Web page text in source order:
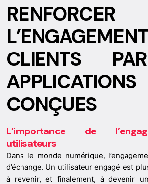
RENFORCER
CLIENTS
CONÇUES
L’importance de
utilisateurs
Dans le monde numérique,
d’échange. Un utilisateur engagé est
à revenir, et finalement, à devenir